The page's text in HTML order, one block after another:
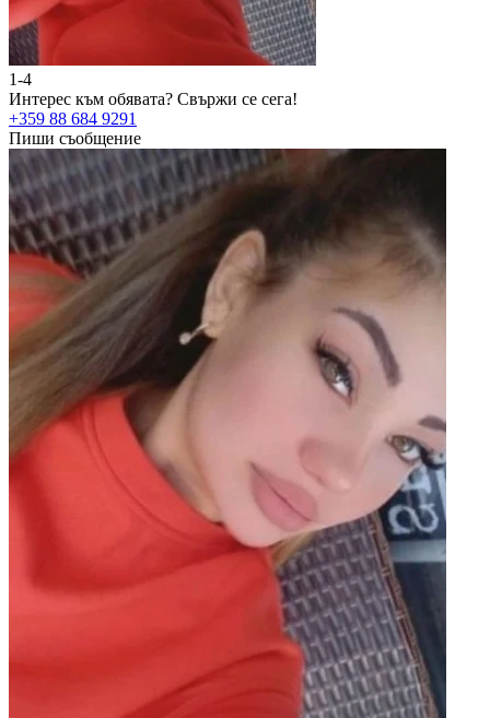
1-4
Интерес към обявата? Свържи се сега!
+359 88 684 9291
Пиши съобщение